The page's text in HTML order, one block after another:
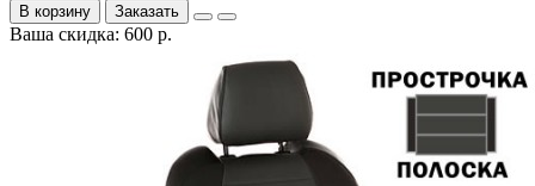
В корзину Заказать
Ваша скидка: 600 р.